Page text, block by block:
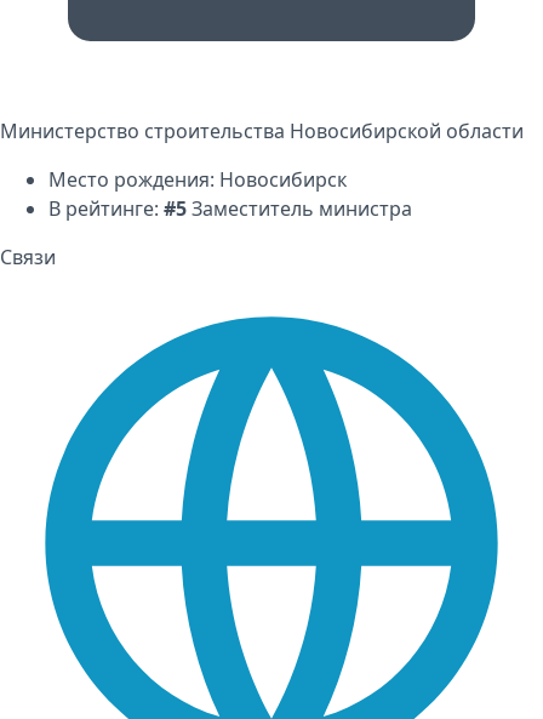
Министерство строительства Новосибирской области
Место рождения: Новосибирск
В рейтинге: #5Заместитель министра
Связи